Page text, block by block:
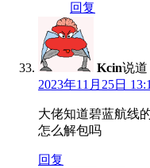
回复
Kcin说道
2023年11月25日
大佬知道碧蓝航线
怎么解包吗
回复